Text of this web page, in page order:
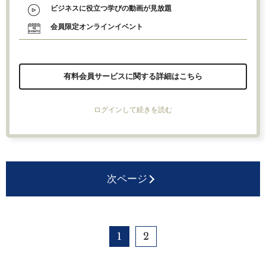
ビジネスに役立つ学びの動画が見放題
会員限定オンラインイベント
有料会員サービスに関する詳細はこちら
ログインして続きを読む
次ページ
1 2